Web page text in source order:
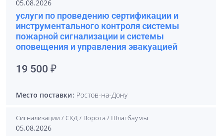
05.08.2026
услуги по проведению сертификации и
инструментального контроля системы
пожарной сигнализации и системы
оповещения и управления эвакуацией
19 500 ₽
Место поставки: Ростов-на-Дону
Сигнализации / СКД / Ворота / Шлагбаумы
05.08.2026